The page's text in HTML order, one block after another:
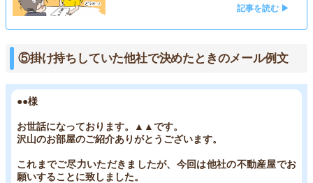
記事を読む ▶
⑤掛け持ちしていた他社で決めたときのメール例文
●●様
お世話になっております。▲▲です。
沢山のお部屋のご紹介ありがとうございます。
これまでご尽力いただきましたが、今回は他社の不動産屋でお
願いすることに致しました。